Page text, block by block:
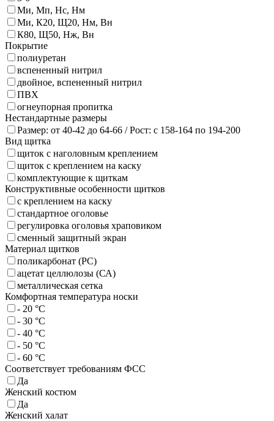
Ми, Мп, Нс, Нм
Ми, К20, Щ20, Нм, Вн
К80, Щ50, Нж, Вн
Покрытие
полиуретан
вспененный нитрил
двойное, вспененный нитрил
ПВХ
огнеупорная пропитка
Нестандартные размеры
Размер: от 40-42 до 64-66 / Рост: с 158-164 по 194-200
Вид щитка
щиток с наголовным креплением
щиток с креплением на каску
комплектующие к щиткам
Конструктивные особенности щитков
с креплением на каску
стандартное оголовье
регулировка оголовья храповиком
сменный защитный экран
Материал щитков
поликарбонат (PC)
ацетат целлюлозы (СА)
металлическая сетка
Комфортная температура носки
- 20 °C
- 30 °C
- 40 °C
- 50 °C
- 60 °C
Соответствует требованиям ФСС
Да
Женский костюм
Да
Женский халат